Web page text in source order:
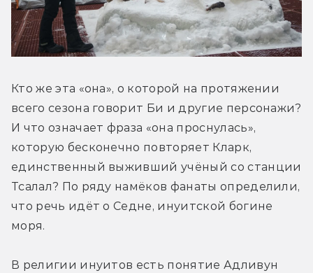
Кто же эта «она», о которой на протяжении
всего сезона говорит Би и другие персонажи?
И что означает фраза «она проснулась»,
которую бесконечно повторяет Кларк,
единственный выживший учёный со станции
Тсалал? По ряду намёков фанаты определили,
что речь идёт о Седне, инуитской богине
моря.
В религии инуитов есть понятие Адливун